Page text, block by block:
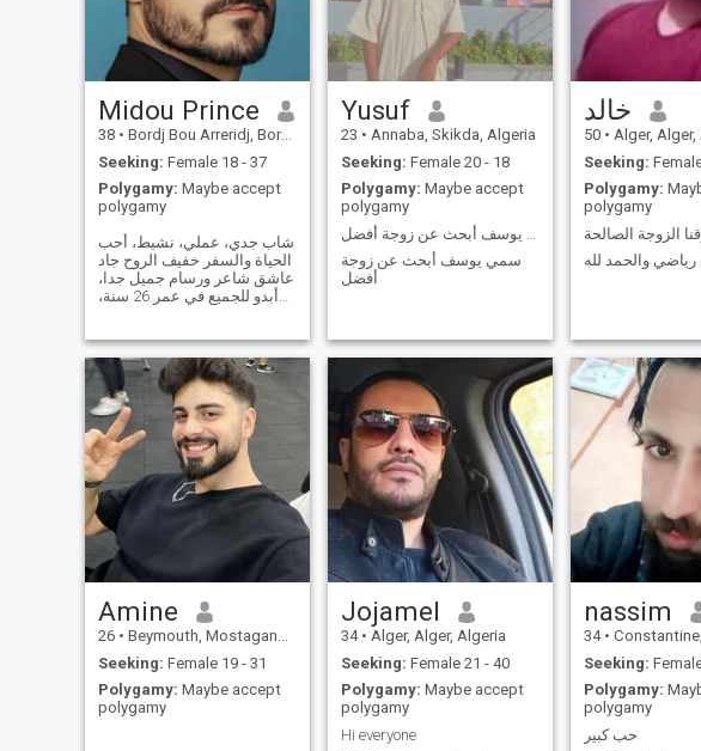
Midou Prince
38 • Bordj Bou Arreridj, Bordj Bou Arréridj, Algeria
Seeking: Female 18 - 37
Polygamy: Maybe accept
polygamy
شاب جدي، عملي، نشيط، أحب
الحياة والسفر خفيف الروح جاد
عاشق شاعر ورسام جميل جدا،
أبدو للجميع في عمر 26 سنة،
اللباس، أهوى الطبخ وأجيده،.
اقدر المرأة وأعطيها حقها من
الاحترام والتقدير والود، مخلص
في
Yusuf
23 • Annaba, Skikda, Algeria
Seeking: Female 20 - 18
Polygamy: Maybe accept
polygamy
سمي يوسف أبحث عن زوجة
أفضل
خالد
50 • Alger, Alger,
Seeking:
Polygamy:
polygamy
رياضي والحمد لله
Amine
26 • Beymouth, Mostaganem, Algeria
Seeking: Female 19 - 31
Polygamy: Maybe accept
polygamy
Jojamel
34 • Alger, Alger, Algeria
Seeking: Female 21 - 40
Polygamy: Maybe accept
polygamy
Hi everyone
nassim
34 • Constantine,
Seeking:
Polygamy:
polygamy
حب كبير